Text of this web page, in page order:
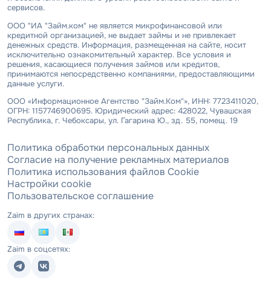
сервисов.
ООО "ИА "Займ.ком" не является микрофинансовой или
кредитной организацией, не выдает займы и не привлекает
денежных средств. Информация, размещенная на сайте, носит
исключительно ознакомительный характер. Все условия и
решения, касающиеся получения займов или кредитов,
принимаются непосредственно компаниями, предоставляющими
данные услуги.
ООО «Информационное Агентство "Займ.Ком"», ИНН: 7723411020,
ОГРН: 1157746900695. Юридический адрес: 428022, Чувашская
Республика, г. Чебоксары, ул. Гагарина Ю., зд. 55, помещ. 19
Политика обработки персональных данных
Согласие на получение рекламных материалов
Политика использования файлов Cookie
Настройки cookie
Пользовательское соглашение
Zaim в других странах:
Zaim в соцсетях: